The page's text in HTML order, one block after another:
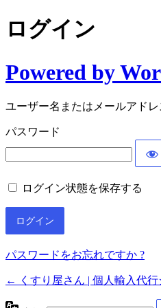
ログイン
Powered by
ユーザー名またはメールアドレ
パスワード
ログイン状態を保存する
パスワードをお忘れですか ?
← くすり屋さん | 個人輸入代行